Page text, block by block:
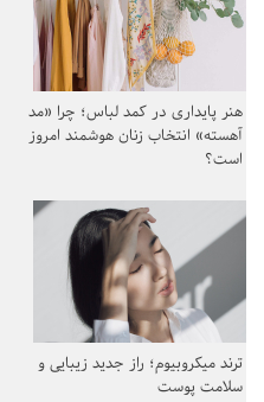
هنر پایداری در کمد لباس؛ چرا «مد
آهسته» انتخاب زنان هوشمند امروز
است؟
ترند میکروبیوم؛ راز جدید زیبایی و
سلامت پوست